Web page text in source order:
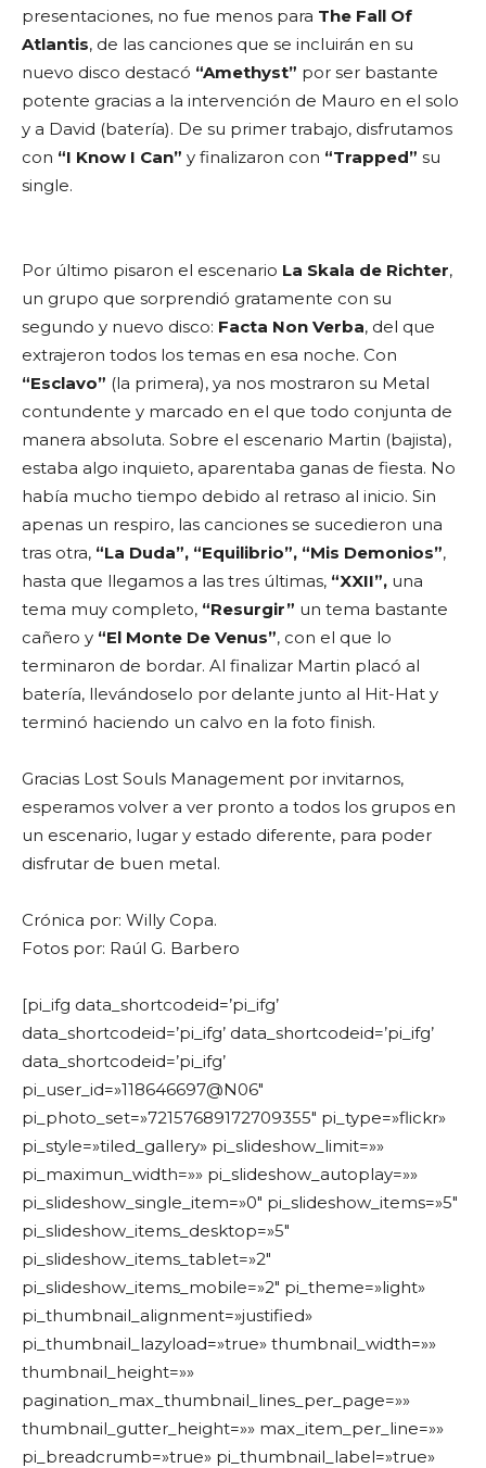
presentaciones, no fue menos para The Fall Of
Atlantis, de las canciones que se incluirán en su
nuevo disco destacó “Amethyst” por ser bastante
potente gracias a la intervención de Mauro en el solo
y a David (batería). De su primer trabajo, disfrutamos
con “I Know I Can” y finalizaron con “Trapped” su
single.
Por último pisaron el escenario La Skala de Richter,
un grupo que sorprendió gratamente con su
segundo y nuevo disco: Facta Non Verba, del que
extrajeron todos los temas en esa noche. Con
“Esclavo” (la primera), ya nos mostraron su Metal
contundente y marcado en el que todo conjunta de
manera absoluta. Sobre el escenario Martin (bajista),
estaba algo inquieto, aparentaba ganas de fiesta. No
había mucho tiempo debido al retraso al inicio. Sin
apenas un respiro, las canciones se sucedieron una
tras otra, “La Duda”, “Equilibrio”, “Mis Demonios”,
hasta que llegamos a las tres últimas, “XXII”, una
tema muy completo, “Resurgir” un tema bastante
cañero y “El Monte De Venus”, con el que lo
terminaron de bordar. Al finalizar Martin placó al
batería, llevándoselo por delante junto al Hit-Hat y
terminó haciendo un calvo en la foto finish.
Gracias Lost Souls Management por invitarnos,
esperamos volver a ver pronto a todos los grupos en
un escenario, lugar y estado diferente, para poder
disfrutar de buen metal.
Crónica por: Willy Copa.
Fotos por: Raúl G. Barbero
[pi_ifg data_shortcodeid=’pi_ifg’
data_shortcodeid=’pi_ifg’ data_shortcodeid=’pi_ifg’
data_shortcodeid=’pi_ifg’
pi_user_id=»118646697@N06″
pi_photo_set=»72157689172709355″ pi_type=»flickr»
pi_style=»tiled_gallery» pi_slideshow_limit=»»
pi_maximun_width=»» pi_slideshow_autoplay=»»
pi_slideshow_single_item=»0″ pi_slideshow_items=»5″
pi_slideshow_items_desktop=»5″
pi_slideshow_items_tablet=»2″
pi_slideshow_items_mobile=»2″ pi_theme=»light»
pi_thumbnail_alignment=»justified»
pi_thumbnail_lazyload=»true» thumbnail_width=»»
thumbnail_height=»»
pagination_max_thumbnail_lines_per_page=»»
thumbnail_gutter_height=»» max_item_per_line=»»
pi_breadcrumb=»true» pi_thumbnail_label=»true»